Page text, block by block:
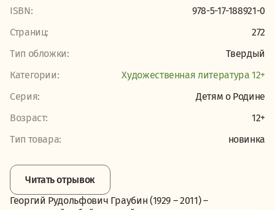
ISBN:
978-5-17-188921-0
Страниц:
272
Тип обложки:
Твердый
Категории:
Художественная литература 12+
Серия:
Детям о Родине
Возраст:
12+
Тип товара:
новинка
Читать отрывок
Георгий Рудольфович Граубин (1929 – 2011) –